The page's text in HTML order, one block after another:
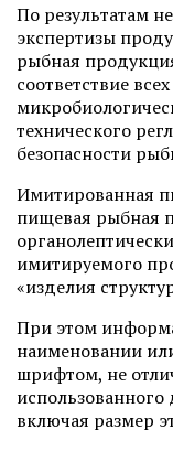
По результатам
экспертизы
рыбная
соответствие
технического
безопасности
Имитированная
пищевая рыбная
имитируемого
«изделия
При этом
наименовании
шрифтом, не
включая размер